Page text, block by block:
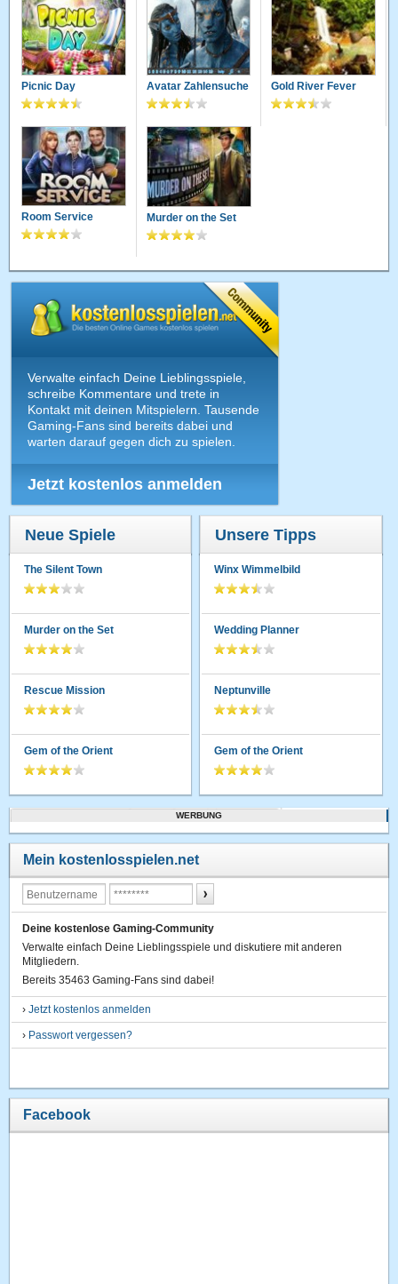
Picnic Day Avatar Zahlensuche Gold River Fever
Room Service Murder on the Set
Verwalte einfach Deine Lieblingsspiele,
schreibe Kommentare und trete in
Kontakt mit deinen Mitspielern. Tausende
Gaming-Fans sind bereits dabei und
warten darauf gegen dich zu spielen.
Jetzt kostenlos anmelden
Neue Spiele
The Silent Town
Murder on the Set
Rescue Mission
Gem of the Orient
Unsere Tipps
Winx Wimmelbild
Wedding Planner
Neptunville
Gem of the Orient
WERBUNG
Mein kostenlosspielen.net
Deine kostenlose Gaming-Community
Verwalte einfach Deine Lieblingsspiele und diskutiere mit anderen
Mitgliedern.
Bereits 35463 Gaming-Fans sind dabei!
›Jetzt kostenlos anmelden
› Passwort vergessen?
Facebook